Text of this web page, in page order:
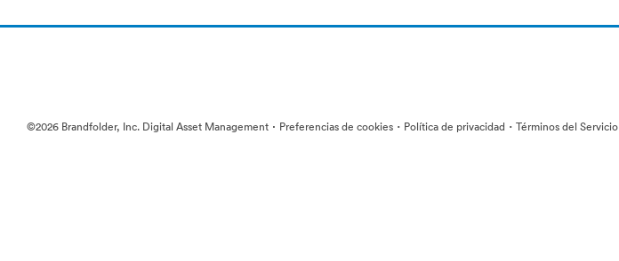
©2026 Brandfolder, Inc. Digital Asset Management · Preferencias de cookies · Política de privacidad · Términos del Servicio